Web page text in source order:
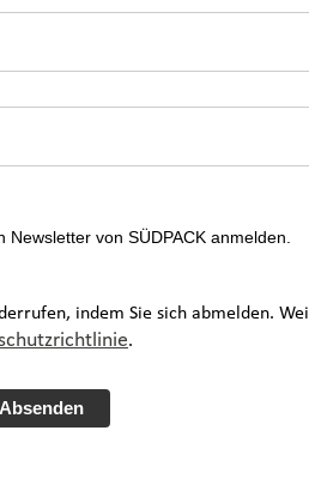
von SÜDPACK anmelden.
indem Sie sich abmelden.
.
Absenden